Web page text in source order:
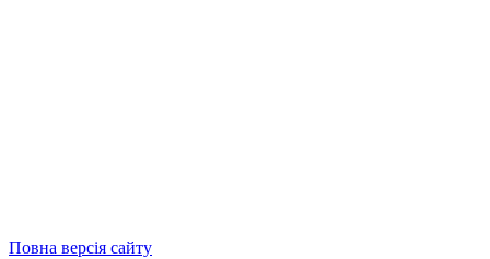
Повна версія сайту